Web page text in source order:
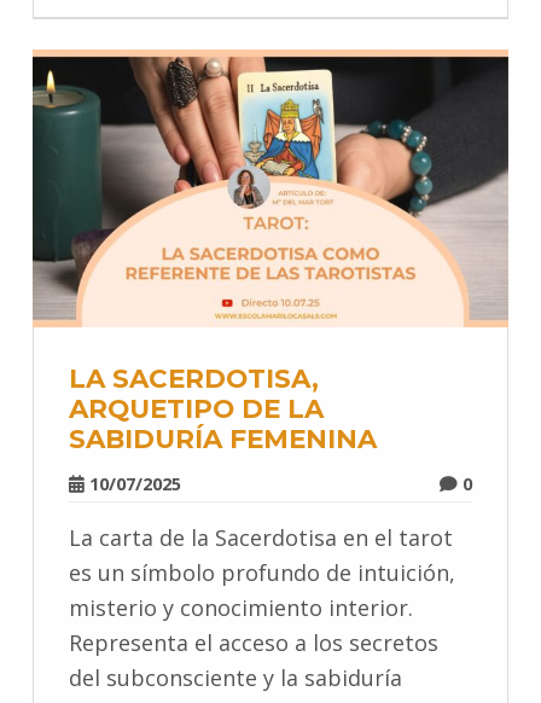
LA SACERDOTISA,
ARQUETIPO DE LA
SABIDURÍA FEMENINA
10/07/2025 0
La carta de la Sacerdotisa en el tarot
es un símbolo profundo de intuición,
misterio y conocimiento interior.
Representa el acceso a los secretos
del subconsciente y la sabiduría